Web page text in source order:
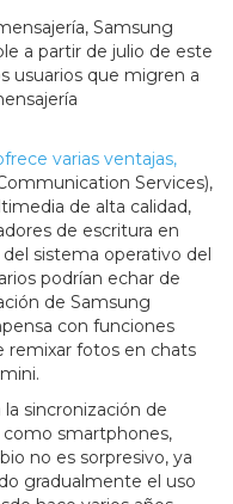
Samsung
a partir de julio de este
usuarios que migren a
varias ventajas,
Services),
de alta calidad,
de escritura en
sistema operativo del
podrían echar de
de Samsung
con funciones
remixar fotos en chats
sincronización de
como smartphones,
no es sorpresivo, ya
gradualmente el uso